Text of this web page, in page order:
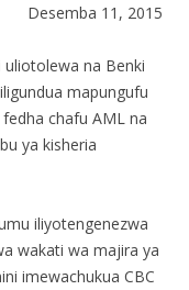
Desemba 11, 2015
uliotolewa na Benki
mapungufu
chafu AML na
ya kisheria
iliyotengenezwa
wakati wa majira ya
imewachukua CBC